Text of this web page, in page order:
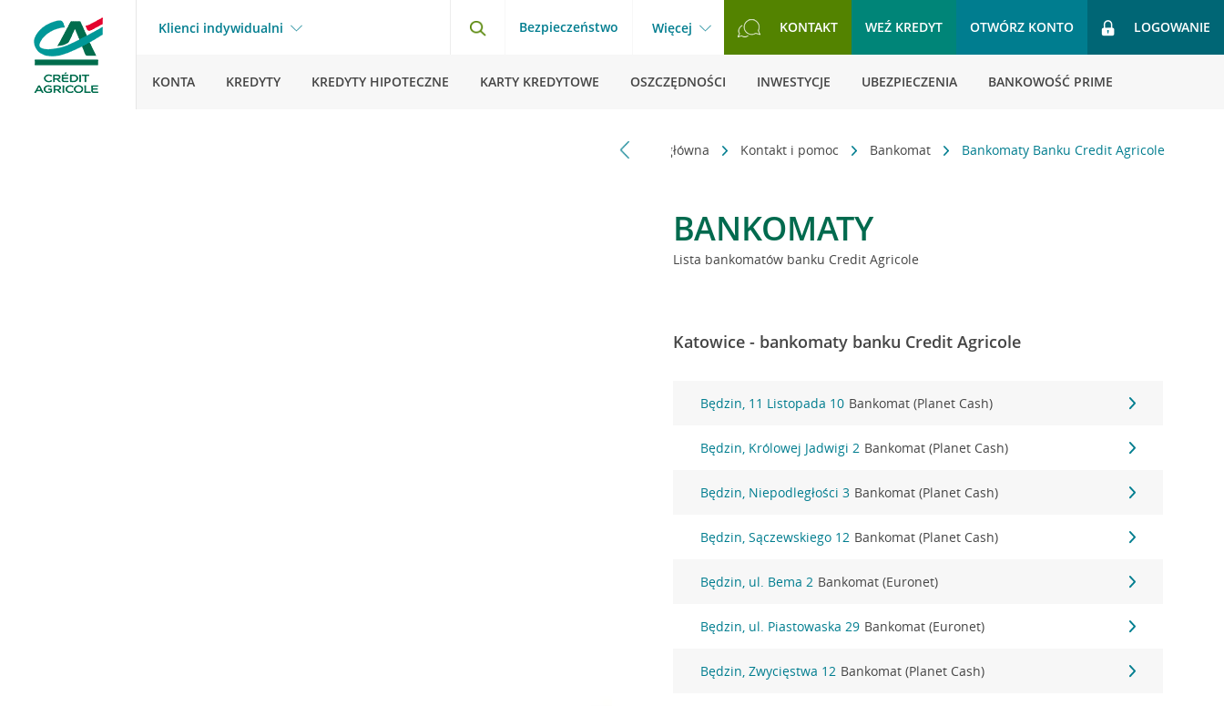
Klienci indywidualni Bezpieczeństwo Więcej KONTAKT WEŹ KREDYT OTWÓRZ KONTO LOGOWANIE
KONTA KREDYTY KREDYTY HIPOTECZNE KARTY KREDYTOWE OSZCZĘDNOŚCI INWESTYCJE UBEZPIECZENIA BANKOWOŚĆ PRIME
Strona główna Kontakt i pomoc Bankomat Bankomaty Banku Credit Agricole
BANKOMATY
Lista bankomatów banku Credit Agricole
Katowice - bankomaty banku Credit Agricole
Będzin, 11 Listopada 10 Bankomat (Planet Cash)
Będzin, Królowej Jadwigi 2 Bankomat (Planet Cash)
Będzin, Niepodległości 3 Bankomat (Planet Cash)
Będzin, Sączewskiego 12 Bankomat (Planet Cash)
Będzin, ul. Bema 2 Bankomat (Euronet)
Będzin, ul. Piastowaska 29 Bankomat (Euronet)
Będzin, Zwycięstwa 12 Bankomat (Planet Cash)